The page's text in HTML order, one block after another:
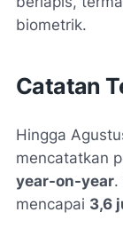
biometrik.
Catatan
Hingga
mencatatkan
year-on-year.
mencapai 3,6